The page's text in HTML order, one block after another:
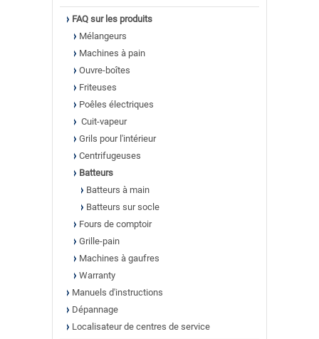
FAQ sur les produits
Mélangeurs
Machines à pain
Ouvre-boîtes
Friteuses
Poêles électriques
Cuit-vapeur
Grils pour l'intérieur
Centrifugeuses
Batteurs
Batteurs à main
Batteurs sur socle
Fours de comptoir
Grille-pain
Machines à gaufres
Warranty
Manuels d'instructions
Dépannage
Localisateur de centres de service